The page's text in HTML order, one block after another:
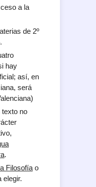
a la
de 2º
hay
así, en
será
texto no
.
Filosofía o
elegir.